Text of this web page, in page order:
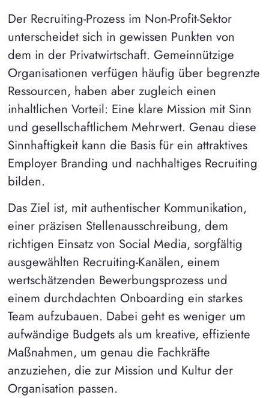
Der Recruiting-Prozess im Non-Profit-Sektor
unterscheidet sich in gewissen Punkten von
dem in der Privatwirtschaft. Gemeinnützige
Organisationen verfügen häufig über begrenzte
Ressourcen, haben aber zugleich einen
inhaltlichen Vorteil: Eine klare Mission mit Sinn
und gesellschaftlichem Mehrwert. Genau diese
Sinnhaftigkeit kann die Basis für ein attraktives
Employer Branding und nachhaltiges Recruiting
bilden.
Das Ziel ist, mit authentischer Kommunikation,
einer präzisen Stellenausschreibung, dem
richtigen Einsatz von Social Media, sorgfältig
ausgewählten Recruiting-Kanälen, einem
wertschätzenden Bewerbungsprozess und
einem durchdachten Onboarding ein starkes
Team aufzubauen. Dabei geht es weniger um
aufwändige Budgets als um kreative, effiziente
Maßnahmen, um genau die Fachkräfte
anzuziehen, die zur Mission und Kultur der
Organisation passen.